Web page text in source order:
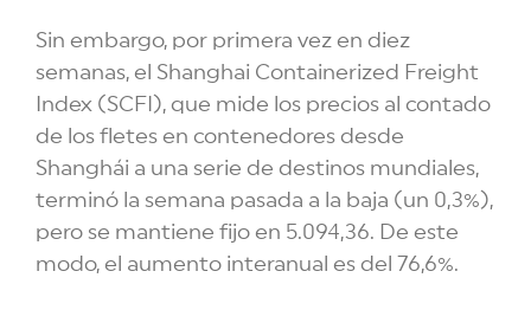
Sin embargo, por primera vez en diez
semanas, el Shanghai Containerized Freight
Index (SCFI), que mide los precios al contado
de los fletes en contenedores desde
Shanghái a una serie de destinos mundiales,
terminó la semana pasada a la baja (un 0,3%),
pero se mantiene fijo en 5.094,36. De este
modo, el aumento interanual es del 76,6%.